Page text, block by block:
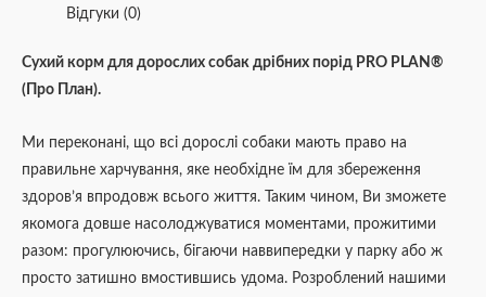
Відгуки (0)
Сухий корм для дорослих собак дрібних порід PRO PLAN®
(Про План).
Ми переконані, що всі дорослі собаки мають право на
правильне харчування, яке необхідне їм для збереження
здоров’я впродовж всього життя. Таким чином, Ви зможете
якомога довше насолоджуватися моментами, прожитими
разом: прогулюючись, бігаючи наввипередки у парку або ж
просто затишно вмостившись удома. Розроблений нашими